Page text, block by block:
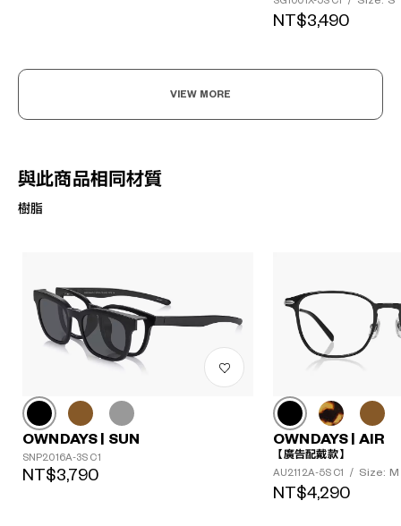
NT$3,490
VIEW MORE
與此商品相同材質
樹脂
OWNDAYS | SUN
SNP2016A-3S C1
NT$3,790
OWNDAYS | AIR
【廣告配戴款】
AU2112A-5S C1
/ Size: M
NT$4,290